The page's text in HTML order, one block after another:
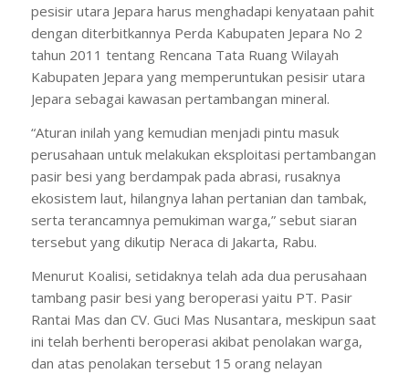
pesisir utara Jepara harus menghadapi kenyataan pahit
dengan diterbitkannya Perda Kabupaten Jepara No 2
tahun 2011 tentang Rencana Tata Ruang Wilayah
Kabupaten Jepara yang memperuntukan pesisir utara
Jepara sebagai kawasan pertambangan mineral.
“Aturan inilah yang kemudian menjadi pintu masuk
perusahaan untuk melakukan eksploitasi pertambangan
pasir besi yang berdampak pada abrasi, rusaknya
ekosistem laut, hilangnya lahan pertanian dan tambak,
serta terancamnya pemukiman warga,” sebut siaran
tersebut yang dikutip Neraca di Jakarta, Rabu.
Menurut Koalisi, setidaknya telah ada dua perusahaan
tambang pasir besi yang beroperasi yaitu PT. Pasir
Rantai Mas dan CV. Guci Mas Nusantara, meskipun saat
ini telah berhenti beroperasi akibat penolakan warga,
dan atas penolakan tersebut 15 orang nelayan